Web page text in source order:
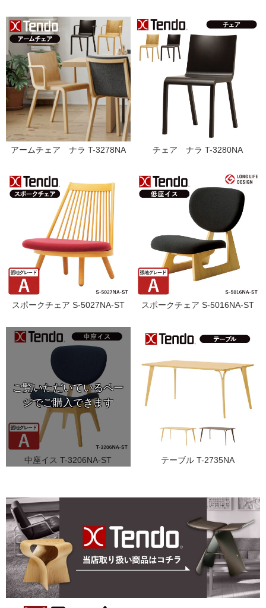
アームチェア ナラ T-3278NA チェア ナラ T-3280NA
スポークチェア S-5027NA-ST スポークチェア S-5016NA-ST
中座イス T-3206NA-ST テーブル T-2735NA